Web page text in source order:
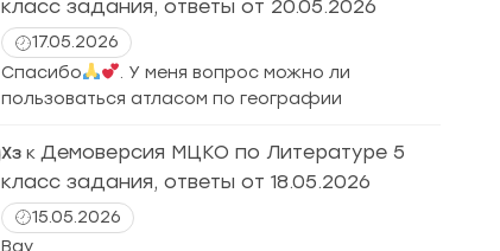
класс задания, ответы от 20.05.2026
17.05.2026
Спасибо
. У меня вопрос можно ли
пользоваться атласом по географии
Хз к Демоверсия МЦКО по Литературе 5
класс задания, ответы от 18.05.2026
15.05.2026
Вау